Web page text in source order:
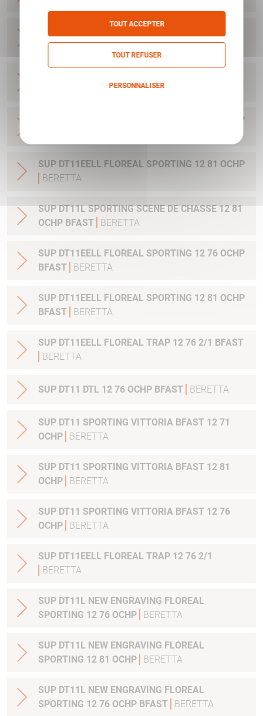
SUP DT11L SPORTING SCENE DE CHASSE 12 81
OCHP BERETTA
SUP DT11EELL FLOREAL SPORTING 12 76 OCHP
SUP DT11EELL FLOREAL SPORTING 12 81 OCHP
BERETTA
SUP DT11L SPORTING SCENE DE CHASSE 12 81
OCHP BFAST
BERETTA
SUP DT11EELL FLOREAL SPORTING 12 76 OCHP
BFAST
BERETTA
SUP DT11EELL FLOREAL SPORTING 12 81 OCHP
BFAST
BERETTA
SUP DT11EELL FLOREAL TRAP 12 76 2/1 BFAST
BERETTA
SUP DT11 DTL 12 76 OCHP BFAST BERETTA
SUP DT11 SPORTING VITTORIA BFAST 12 71
OCHP
BERETTA
SUP DT11 SPORTING VITTORIA BFAST 12 81
OCHP
BERETTA
SUP DT11 SPORTING VITTORIA BFAST 12 76
OCHP
BERETTA
SUP DT11EELL FLOREAL TRAP 12 76 2/1
BERETTA
SUP DT11L NEW ENGRAVING FLOREAL
SPORTING 12 76 OCHP
BERETTA
SUP DT11L NEW ENGRAVING FLOREAL
SPORTING 12 81 OCHP
BERETTA
SUP DT11L NEW ENGRAVING FLOREAL
SPORTING 12 76 OCHP BFAST
BERETTA
TOUT ACCEPTER
TOUT REFUSER
PERSONNALISER